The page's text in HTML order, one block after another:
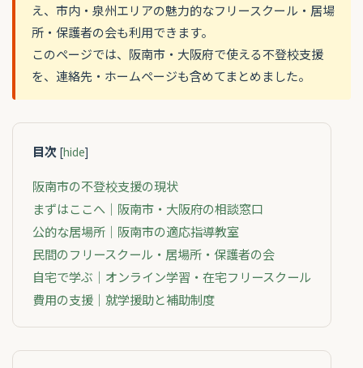
え、市内・泉州エリアの魅力的なフリースクール・居場
所・保護者の会も利用できます。
このページでは、阪南市・大阪府で使える不登校支援
を、連絡先・ホームページも含めてまとめました。
目次 [hide]
阪南市の不登校支援の現状
まずはここへ｜阪南市・大阪府の相談窓口
公的な居場所｜阪南市の適応指導教室
民間のフリースクール・居場所・保護者の会
自宅で学ぶ｜オンライン学習・在宅フリースクール
費用の支援｜就学援助と補助制度